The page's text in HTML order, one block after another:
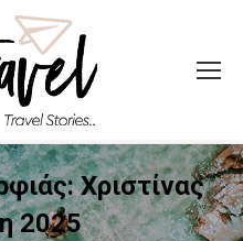
Χριστίνας
2025